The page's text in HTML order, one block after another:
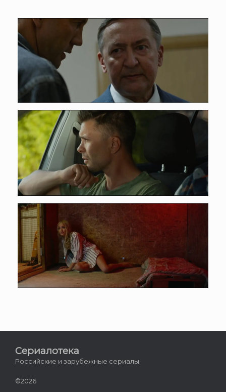
Сериалотека
Российские и зарубежные сериалы
©2026